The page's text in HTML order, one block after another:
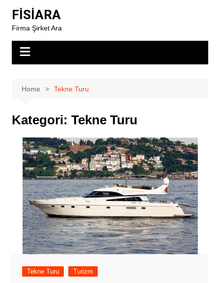
content
FİSİARA
Firma Şirket Ara
Home Tekne Turu
Kategori: Tekne Turu
Tekne Turu Turizm